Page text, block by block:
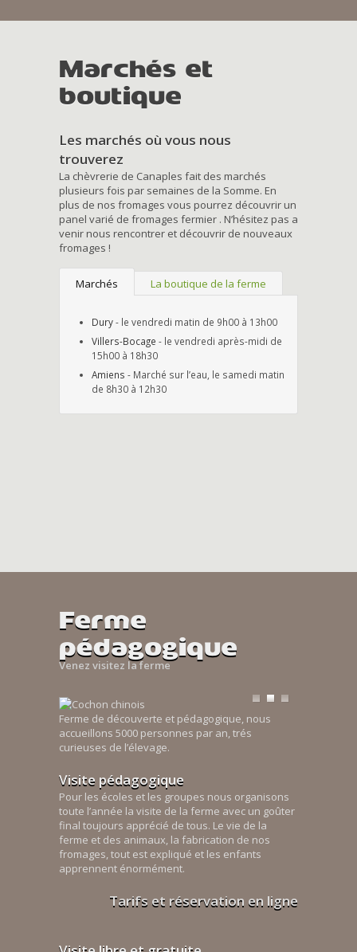
Marchés et
boutique
Les marchés où vous nous
trouverez
La chèvrerie de Canaples fait des marchés
plusieurs fois par semaines de la Somme. En
plus de nos fromages vous pourrez découvrir un
panel varié de fromages fermier . N’hésitez pas a
venir nous rencontrer et découvrir de nouveaux
fromages !
Marchés La boutique de la ferme
Dury- le vendredi matin de 9h00 à 13h00
Villers-Bocage - le vendredi après-midi de
15h00 à 18h30
Amiens - Marché sur l’eau, le samedi matin
de 8h30 à 12h30
Ferme
pédagogique
Venez visitez la ferme
Ferme de découverte et pédagogique, nous
accueillons 5000 personnes par an, trés
curieuses de l’élevage.
Visite pédagogique
Pour les écoles et les groupes nous organisons
toute l’année la visite de la ferme avec un goûter
final toujours apprécié de tous. Le vie de la
ferme et des animaux, la fabrication de nos
fromages, tout est expliqué et les enfants
apprennent énormément.
Tarifs et réservation en ligne